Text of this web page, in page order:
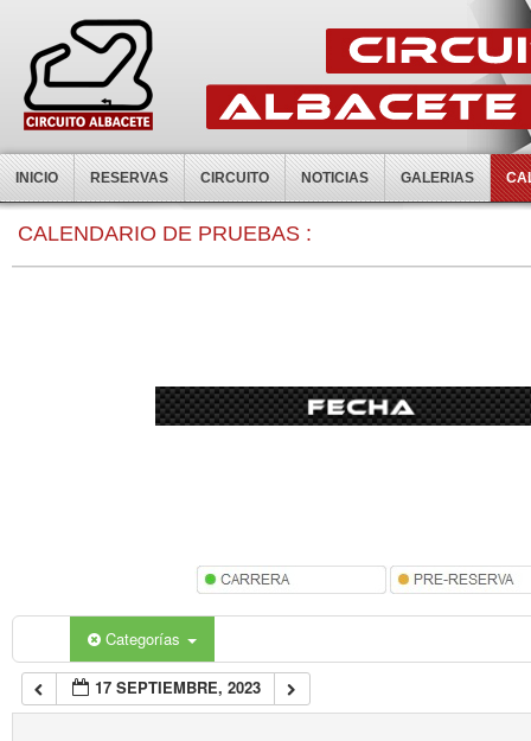
INICIO RESERVAS CIRCUITO NOTICIAS GALERIAS
CALENDARIO DE PRUEBAS :
Categorías
17 SEPTIEMBRE, 2023
0:00
7:00